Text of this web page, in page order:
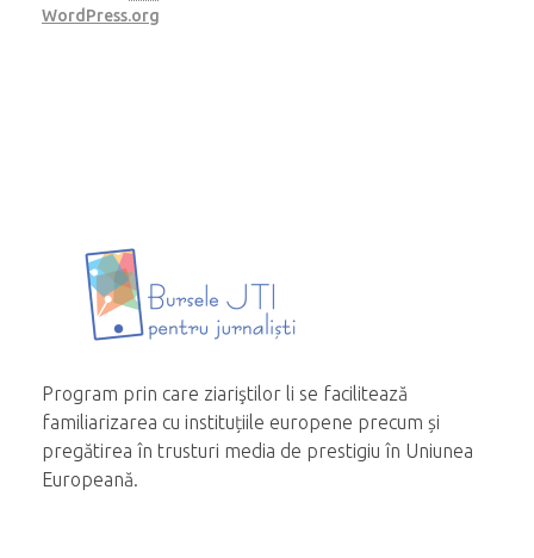
WordPress.org
Program prin care ziariştilor li se facilitează
familiarizarea cu instituțiile europene precum și
pregătirea în trusturi media de prestigiu în Uniunea
Europeană.